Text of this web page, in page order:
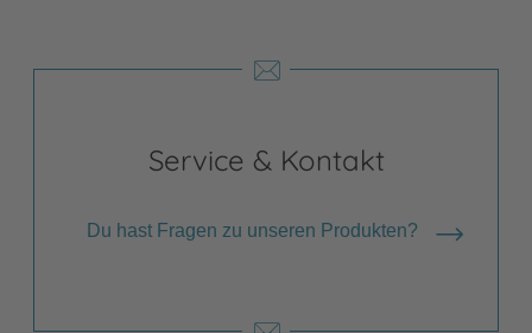
Service & Kontakt
Du hast Fragen zu unseren Produkten?